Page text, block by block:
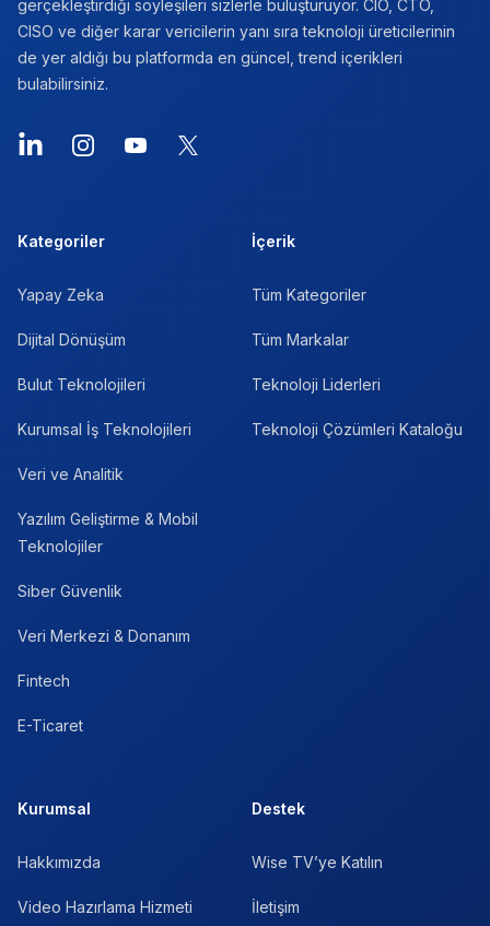
gerçekleştirdiği söyleşileri sizlerle buluşturuyor. CIO, CTO,
CISO ve diğer karar vericilerin yanı sıra teknoloji üreticilerinin
de yer aldığı bu platformda en güncel, trend içerikleri
bulabilirsiniz.
LinkedInInstagramYouTube
X
Kategoriler
Yapay Zeka
Dijital Dönüşüm
Bulut Teknolojileri
Kurumsal İş Teknolojileri
Veri ve Analitik
Yazılım Geliştirme & Mobil
Teknolojiler
Siber Güvenlik
Veri Merkezi & Donanım
Fintech
E-Ticaret
İçerik
Tüm Kategoriler
Tüm Markalar
Teknoloji Liderleri
Teknoloji Çözümleri Kataloğu
Kurumsal
Hakkımızda
Video Hazırlama Hizmeti
Destek
Wise TV’ye Katılın
İletişim